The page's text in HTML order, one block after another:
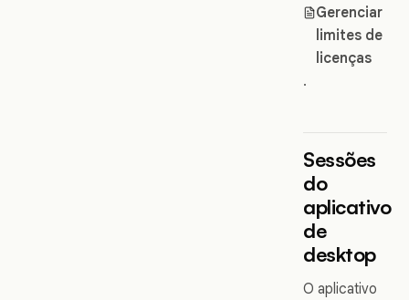
Gerenciar
limites de
licenças
.
Sessões
do
aplicativo
de
desktop
O aplicativo